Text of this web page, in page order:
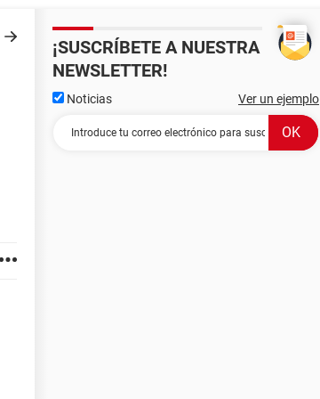
¡SUSCRÍBETE A NUESTRA
NEWSLETTER!
Noticias Ver un ejemplo